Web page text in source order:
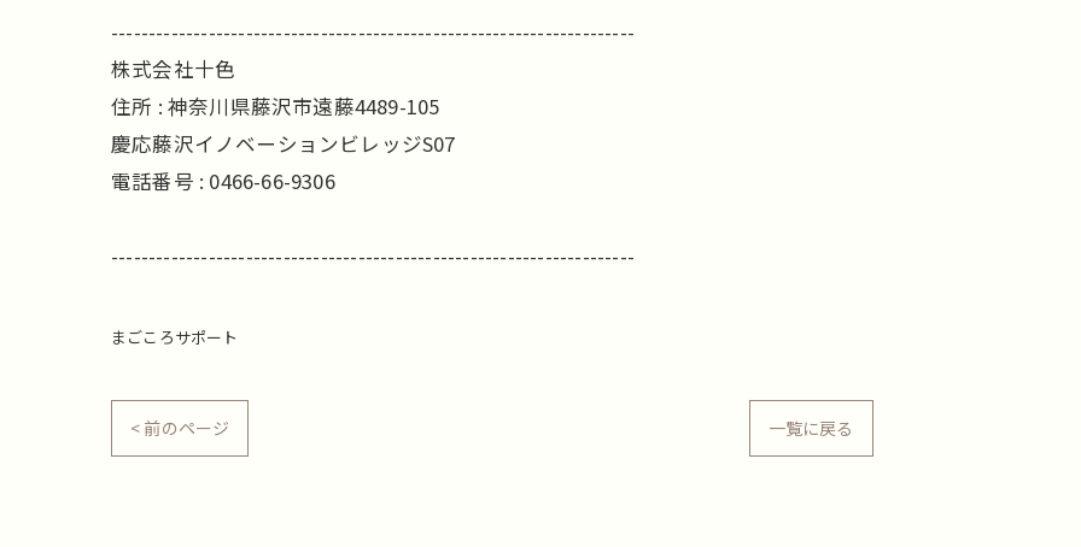
----------------------------------------------------------------------
株式会社十色
住所 : 神奈川県藤沢市遠藤4489-105
慶応藤沢イノベーションビレッジS07
電話番号 : 0466-66-9306
----------------------------------------------------------------------
まごころサポート
< 前のページ 一覧に戻る